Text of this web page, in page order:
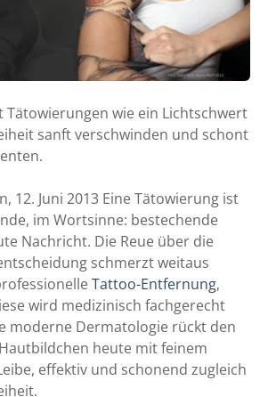
Tätowierungen wie ein Lichtschwert
sanft verschwinden und schont
12. Juni 2013 Eine Tätowierung ist
im Wortsinne: bestechende
Nachricht. Die Reue über die
schmerzt weitaus
Tattoo-Entfernung,
wird medizinisch fachgerecht
moderne Dermatologie rückt den
heute mit feinem
effektiv und schonend zugleich